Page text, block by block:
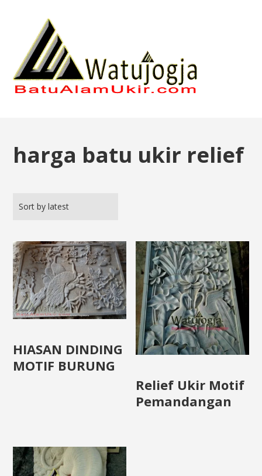
harga batu ukir relief
HIASAN DINDING
MOTIF BURUNG
Relief Ukir Motif
Pemandangan